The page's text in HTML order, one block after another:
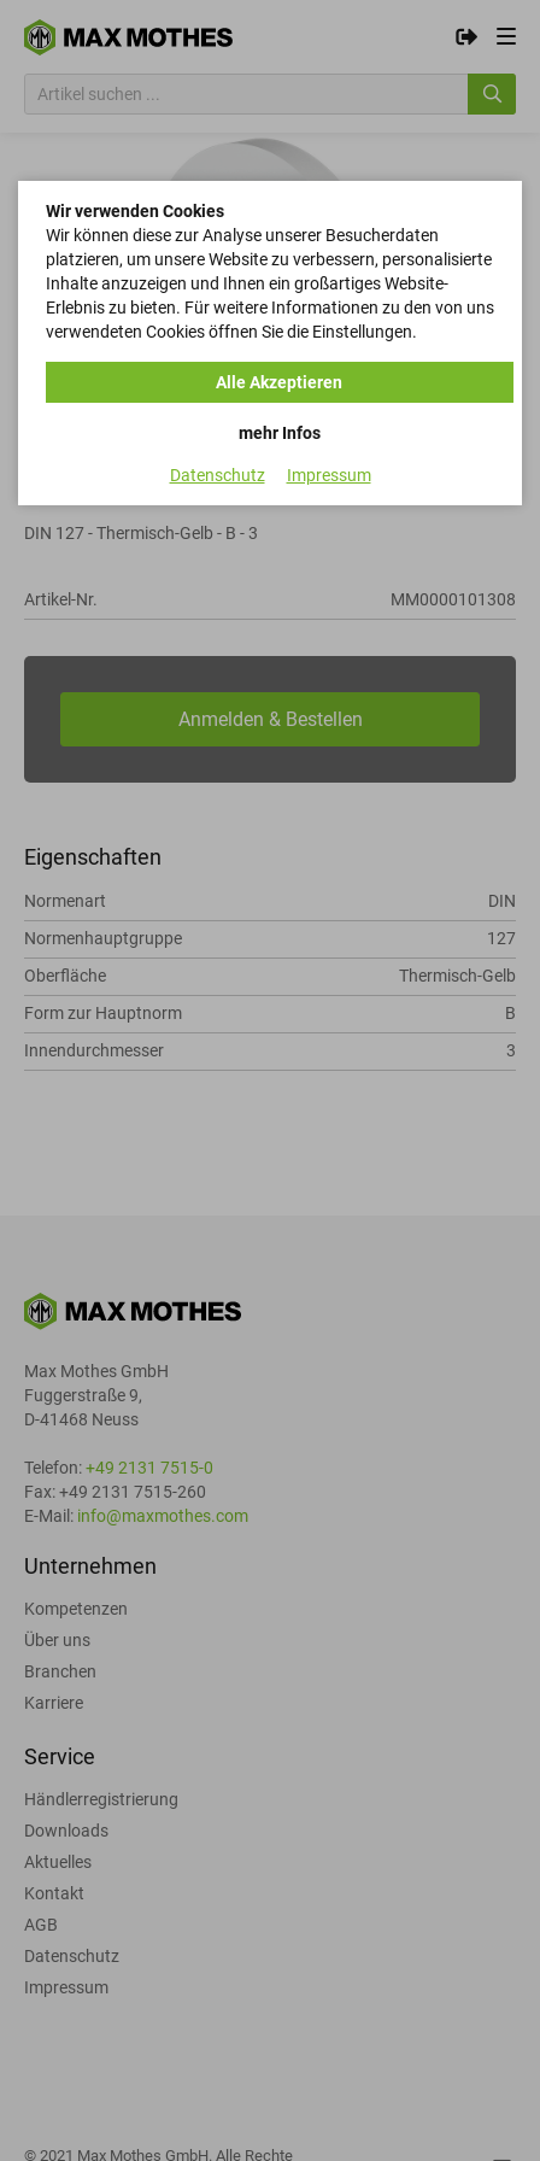
Federringe
DIN 127 - Thermisch-Gelb - B - 3
Artikel-Nr. MM0000101308
Eigenschaften
Normenart
DIN
Normenhauptgruppe
127
Oberfläche
Thermisch-Gelb
Form zur Hauptnorm
B
Innendurchmesser
3
Max Mothes GmbH
Fuggerstraße 9,
D-41468 Neuss
Telefon:+49 2131 7515-0
Fax: +49 2131 7515-260
E-Mail: info@maxmothes.com
Unternehmen
Kompetenzen
Über uns
Branchen
Karriere
Service
Händlerregistrierung
Downloads
Aktuelles
Kontakt
AGB
Datenschutz
Impressum
© 2021 Max Mothes GmbH. Alle Rechte
Wir verwenden Cookies
Wir können diese zur Analyse unserer Besucherdaten
platzieren, um unsere Website zu verbessern, personalisierte
Inhalte anzuzeigen und Ihnen ein großartiges Website-
Erlebnis zu bieten. Für weitere Informationen zu den von uns
verwendeten Cookies öffnen Sie die Einstellungen.
mehr Infos
Alle Akzeptieren
Datenschutz Impressum